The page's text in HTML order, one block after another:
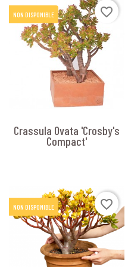
NON DISPONIBLE favorite_border
Crassula Ovata 'Crosby's
Compact'
NON DISPONIBLE favorite_border